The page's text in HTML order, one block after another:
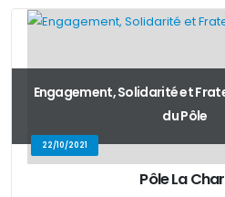
Engagement, Solidarité et
du Pôle
22/10/2021
Pôle La